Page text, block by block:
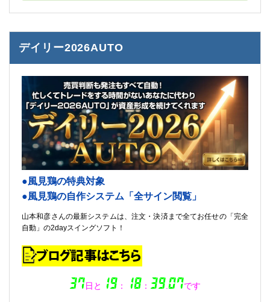
デイリー2026AUTO
●風見鶏の特典対象
●風見鶏の自作システム「全サイン閲覧」
山本和彦さんの最新システムは、注文・決済まで全てお任せの「完全
自動」の2dayスイングソフト！